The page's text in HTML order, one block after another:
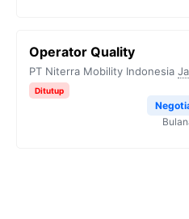
Operator Quality
PT Niterra Mobility Indonesia
Ditutup